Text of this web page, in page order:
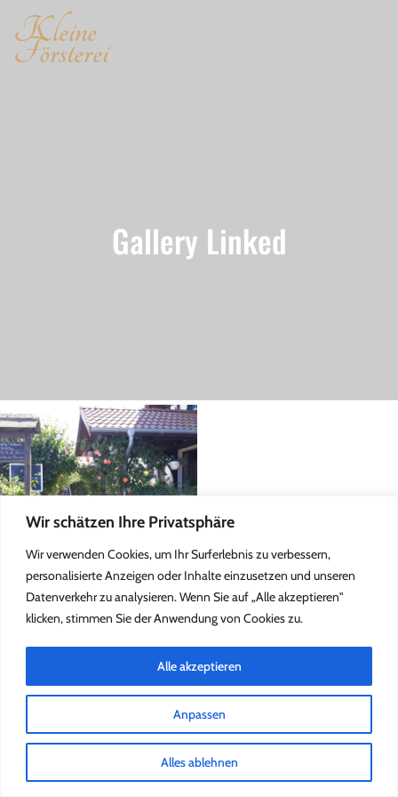
Wir schätzen Ihre Privatsphäre
Wir verwenden Cookies, um Ihr Surferlebnis zu verbessern,
personalisierte Anzeigen oder Inhalte einzusetzen und unseren
Datenverkehr zu analysieren. Wenn Sie auf „Alle akzeptieren"
klicken, stimmen Sie der Anwendung von Cookies zu.
Anpassen
Alles ablehnen
Alle akzeptieren
Kleine
Försterei
Gallery Linked